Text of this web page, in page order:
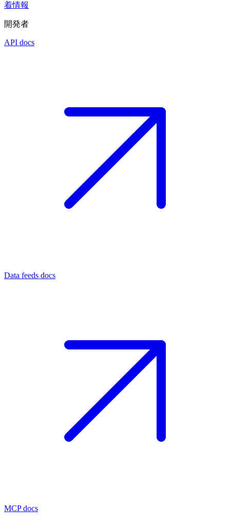
着情報
開発者
API docs
Data feeds docs
MCP docs